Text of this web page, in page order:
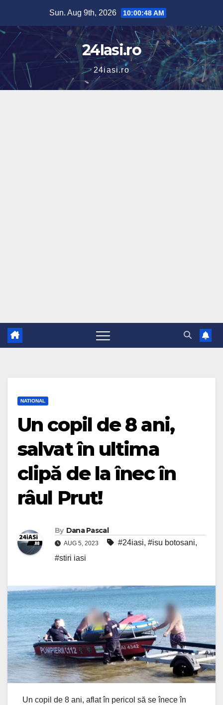
content
Sun. Aug 9th, 2026 10:00:48 AM
24Iasi.ro
24iasi.ro
NATIONAL
Un copil de 8 ani,
salvat în ultima
clipă de la înec în
râul Prut!
By Dana Pascal
AUG 5, 2023 #24iasi, #isu botosani,
#stiri iasi
Un copil de 8 ani, aflat în pericol să se înece în